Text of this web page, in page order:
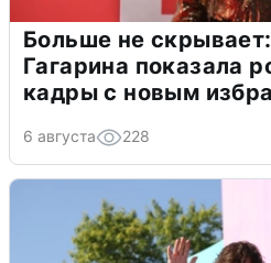
Больше не
Гагарина показала
кадры с новым
6 августа 228